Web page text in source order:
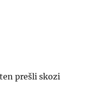
prešli skozi